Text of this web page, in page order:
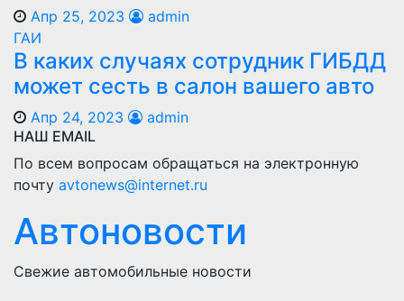
Апр 25, 2023
admin
ГАИ
В каких случаях сотрудник ГИБДД
может сесть в салон вашего авто
Апр 24, 2023
admin
НАШ EMAIL
По всем вопросам обращаться на электронную
почту avtonews@internet.ru
Автоновости
Свежие автомобильные новости